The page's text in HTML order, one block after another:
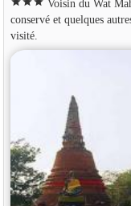
Voisin du Wat
conservé et quelques
visité.